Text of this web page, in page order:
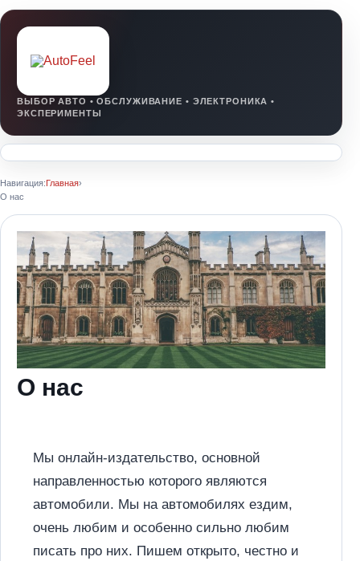
Навигация:Главная›
О нас
О нас
Мы онлайн-издательство, основной
направленностью которого являются
автомобили. Мы на автомобилях ездим,
очень любим и особенно сильно любим
писать про них. Пишем открыто, честно и